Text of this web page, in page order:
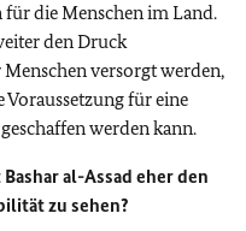
die Menschen im Land.
den Druck
versorgt werden,
für eine
werden kann.
al-Assad eher den
zu sehen?